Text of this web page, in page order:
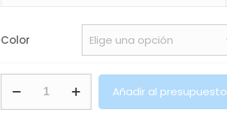
Color
Añadir al presupuesto